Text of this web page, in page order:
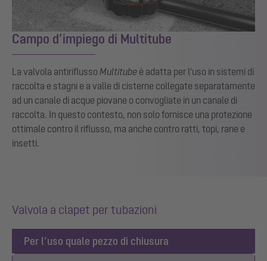
Campo d’impiego di Multitube
La valvola antiriflusso Multitube è adatta per l'uso in sistemi di
raccolta e stagni e a valle di cisterne collegate separatamente
ad un canale di acque piovane o convogliate in un canale di
raccolta. In questo contesto, non solo fornisce una protezione
ottimale contro il riflusso, ma anche contro ratti, topi, rane e
insetti.
Valvola a clapet per tubazioni
Per l’uso quale pezzo di chiusura